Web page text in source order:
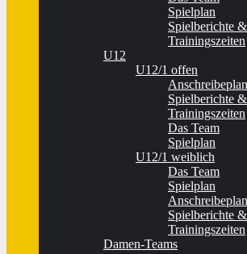
Spielplan
Spielberichte
Trainingszeiten
U12
U12/1 offen
Anschreibeplan
Spielberichte
Trainingszeiten
Das Team
Spielplan
U12/1 weiblich
Das Team
Spielplan
Anschreibeplan
Spielberichte
Trainingszeiten
Damen-Teams